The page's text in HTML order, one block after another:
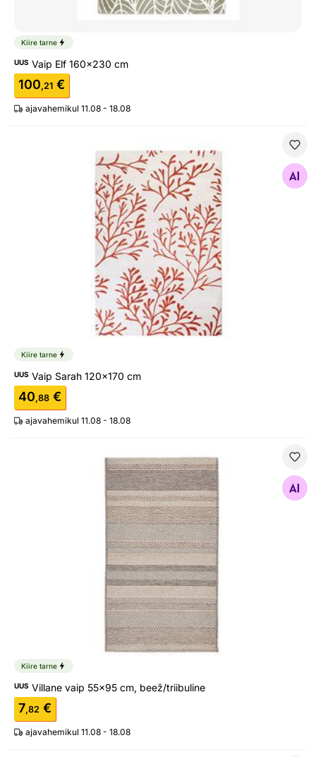
Kiire tarne
UUS Vaip Elf 160x230 cm
100,21 €
ajavahemikul 11.08 - 18.08
Vaip Sarah 120x170 cm
Kiire tarne
UUS Vaip Sarah 120x170 cm
40,88 €
ajavahemikul 11.08 - 18.08
Villane vaip 55x95 cm, beež/triibuline
Kiire tarne
UUS Villane vaip 55x95 cm, beež/triibuline
7,82 €
ajavahemikul 11.08 - 18.08